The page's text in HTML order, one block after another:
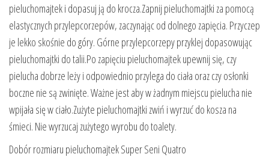
pieluchomajtek i dopasuj ją do krocza.Zapnij pieluchomajtki za pomocą
elastycznych przylepcorzepów, zaczynając od dolnego zapięcia. Przyczep
je lekko skośnie do góry. Górne przylepcorzepy przyklej dopasowując
pieluchomajtki do talii.Po zapięciu pieluchomajtek upewnij się, czy
pielucha dobrze leży i odpowiednio przylega do ciała oraz czy osłonki
boczne nie są zwinięte. Ważne jest aby w żadnym miejscu pielucha nie
wpijała się w ciało.Zużyte pieluchomajtki zwiń i wyrzuć do kosza na
śmieci. Nie wyrzucaj zużytego wyrobu do toalety.
Dobór rozmiaru pieluchomajtek Super Seni Quatro